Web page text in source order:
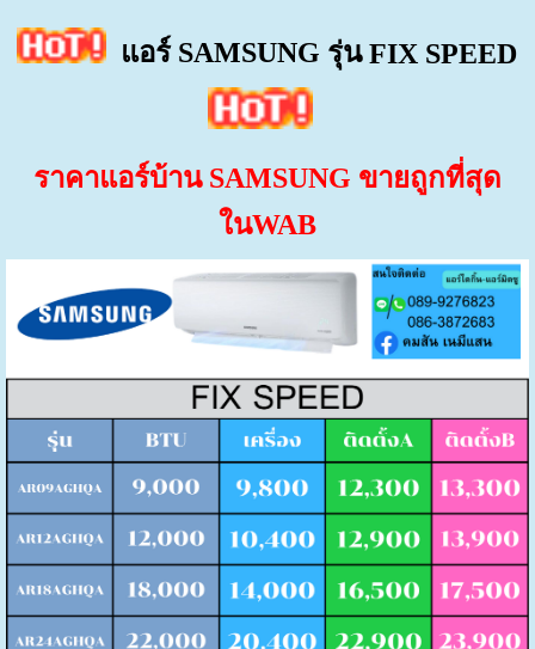
แอร์ SAMSUNG รุ่นFIX SPEED
ราคาแอร์บ้าน SAMSUNG ขายถูกที่สุด
ในWAB